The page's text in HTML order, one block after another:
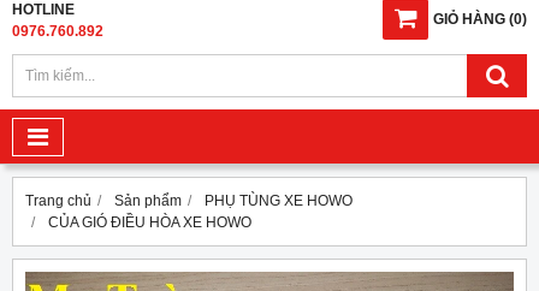
GIỎ HÀNG (0)
HOTLINE
0976.760.892
Trang chủ Sản phẩm
PHỤ TÙNG XE HOWO
CỦA GIÓ ĐIỀU HÒA XE HOWO